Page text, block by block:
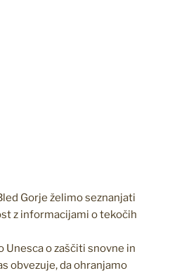
Gorje želimo seznanjati
z informacijami o tekočih
Unesca o zaščiti snovne in
obvezuje, da ohranjamo